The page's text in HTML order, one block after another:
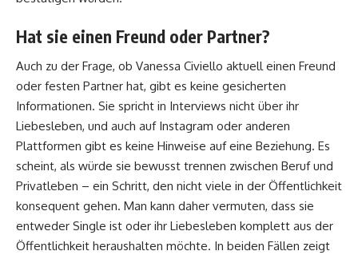
Hat sie einen Freund oder Partner?
Auch zu der Frage, ob Vanessa Civiello aktuell einen Freund
oder festen Partner hat, gibt es keine gesicherten
Informationen. Sie spricht in Interviews nicht über ihr
Liebesleben, und auch auf Instagram oder anderen
Plattformen gibt es keine Hinweise auf eine Beziehung. Es
scheint, als würde sie bewusst trennen zwischen Beruf und
Privatleben – ein Schritt, den nicht viele in der Öffentlichkeit
konsequent gehen. Man kann daher vermuten, dass sie
entweder Single ist oder ihr Liebesleben komplett aus der
Öffentlichkeit heraushalten möchte. In beiden Fällen zeigt